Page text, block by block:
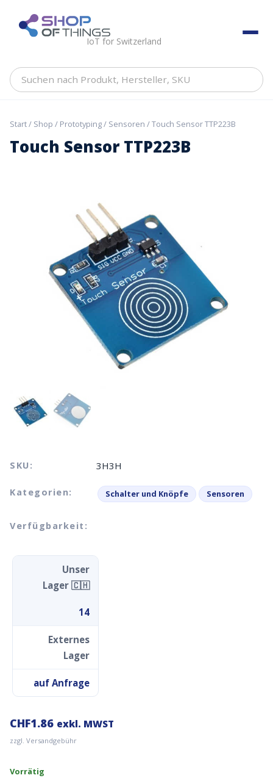
content ShopOfThings
IoT for Switzerland
Suchen
Hersteller,
Start/ Shop / Prototyping/ Sensoren / Touch Sensor TTP223B
Touch Sensor TTP223B
SKU: 3H3H
Kategorien: Schalter und Knöpfe Sensoren
Verfügbarkeit:
Unser
Lager 🇨🇭
14
Externes
Lager
auf Anfrage
CHF1.86 exkl. MWST
zzgl. Versandgebühr
Vorrätig